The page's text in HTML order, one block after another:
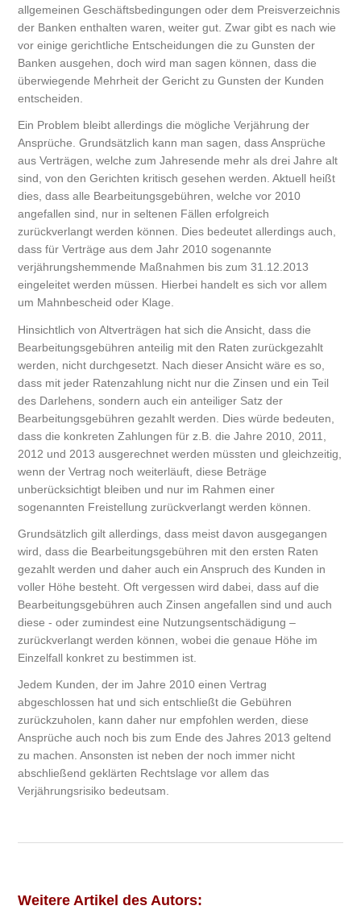
allgemeinen Geschäftsbedingungen oder dem Preisverzeichnis
der Banken enthalten waren, weiter gut. Zwar gibt es nach wie
vor einige gerichtliche Entscheidungen die zu Gunsten der
Banken ausgehen, doch wird man sagen können, dass die
überwiegende Mehrheit der Gericht zu Gunsten der Kunden
entscheiden.
Ein Problem bleibt allerdings die mögliche Verjährung der
Ansprüche. Grundsätzlich kann man sagen, dass Ansprüche
aus Verträgen, welche zum Jahresende mehr als drei Jahre alt
sind, von den Gerichten kritisch gesehen werden. Aktuell heißt
dies, dass alle Bearbeitungsgebühren, welche vor 2010
angefallen sind, nur in seltenen Fällen erfolgreich
zurückverlangt werden können. Dies bedeutet allerdings auch,
dass für Verträge aus dem Jahr 2010 sogenannte
verjährungshemmende Maßnahmen bis zum 31.12.2013
eingeleitet werden müssen. Hierbei handelt es sich vor allem
um Mahnbescheid oder Klage.
Hinsichtlich von Altverträgen hat sich die Ansicht, dass die
Bearbeitungsgebühren anteilig mit den Raten zurückgezahlt
werden, nicht durchgesetzt. Nach dieser Ansicht wäre es so,
dass mit jeder Ratenzahlung nicht nur die Zinsen und ein Teil
des Darlehens, sondern auch ein anteiliger Satz der
Bearbeitungsgebühren gezahlt werden. Dies würde bedeuten,
dass die konkreten Zahlungen für z.B. die Jahre 2010, 2011,
2012 und 2013 ausgerechnet werden müssten und gleichzeitig,
wenn der Vertrag noch weiterläuft, diese Beträge
unberücksichtigt bleiben und nur im Rahmen einer
sogenannten Freistellung zurückverlangt werden können.
Grundsätzlich gilt allerdings, dass meist davon ausgegangen
wird, dass die Bearbeitungsgebühren mit den ersten Raten
gezahlt werden und daher auch ein Anspruch des Kunden in
voller Höhe besteht. Oft vergessen wird dabei, dass auf die
Bearbeitungsgebühren auch Zinsen angefallen sind und auch
diese - oder zumindest eine Nutzungsentschädigung –
zurückverlangt werden können, wobei die genaue Höhe im
Einzelfall konkret zu bestimmen ist.
Jedem Kunden, der im Jahre 2010 einen Vertrag
abgeschlossen hat und sich entschließt die Gebühren
zurückzuholen, kann daher nur empfohlen werden, diese
Ansprüche auch noch bis zum Ende des Jahres 2013 geltend
zu machen. Ansonsten ist neben der noch immer nicht
abschließend geklärten Rechtslage vor allem das
Verjährungsrisiko bedeutsam.
Weitere Artikel des Autors: